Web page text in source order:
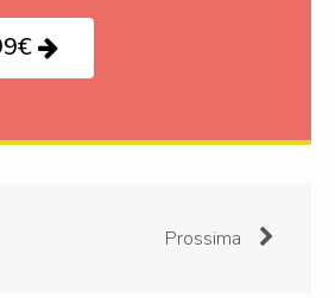
Prossima